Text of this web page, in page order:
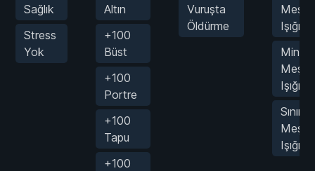
Sağlık
Stress
Yok
Altın
+100
Büst
+100
Portre
+100
Tapu
+100
Vuruşta
Öldürme
Işığı
Işığı
Sınırsız
Işığı